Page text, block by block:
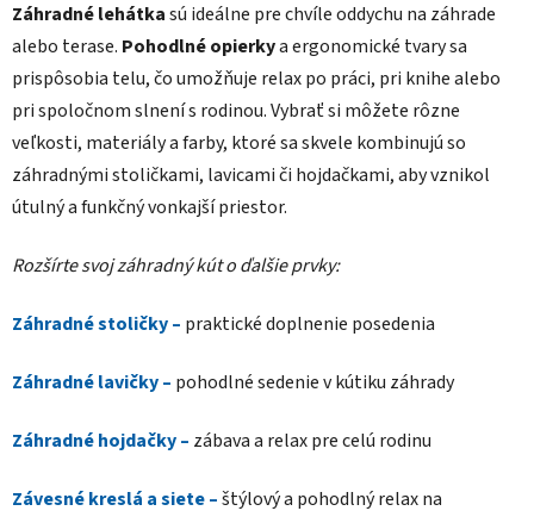
c
i
e
p
r
v
k
y
ý
p
s
n
i
e
Záhradné lehátkasú ideálne pre chvíle oddychu na záhrade
alebo terase. Pohodlné opierkya ergonomické tvary sa
prispôsobia telu, čo umožňuje relax po práci, pri knihe alebo
pri spoločnom slnení s rodinou. Vybrať si môžete rôzne
veľkosti, materiály a farby, ktoré sa skvele kombinujú so
záhradnými stoličkami, lavicami či hojdačkami, aby vznikol
útulný a funkčný vonkajší priestor.
Rozšírte svoj záhradný kút o ďalšie prvky:
Záhradné stoličky – praktické doplnenie posedenia
Záhradné lavičky – pohodlné sedenie v kútiku záhrady
Záhradné hojdačky – zábava a relax pre celú rodinu
Závesné kreslá a siete –štýlový a pohodlný relax na